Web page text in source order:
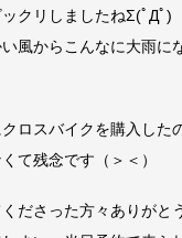
クリしましたねΣ(ﾟДﾟ)
風からこんなに大雨に
ロスバイクを購入した
て残念です（＞＜）
ださった方々ありがと